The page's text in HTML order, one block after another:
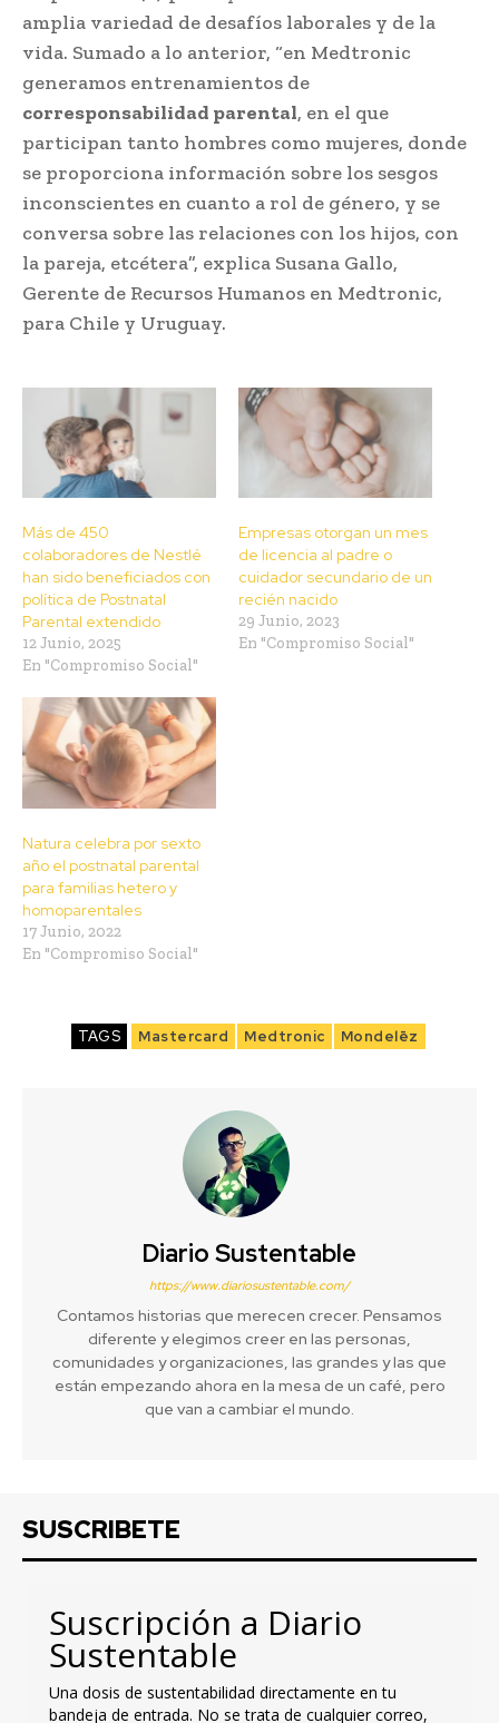
amplia variedad de desafíos laborales y de la
vida. Sumado a lo anterior, “en Medtronic
generamos entrenamientos de
corresponsabilidad parental, en el que
participan tanto hombres como mujeres, donde
se proporciona información sobre los sesgos
inconscientes en cuanto a rol de género, y se
conversa sobre las relaciones con los hijos, con
la pareja, etcétera”, explica Susana Gallo,
Gerente de Recursos Humanos en Medtronic,
para Chile y Uruguay.
Más de 450
colaboradores de Nestlé
han sido beneficiados con
política de Postnatal
Parental extendido
12 Junio, 2025
En "Compromiso Social"
Empresas otorgan un mes
de licencia al padre o
cuidador secundario de un
recién nacido
29 Junio, 2023
En "Compromiso Social"
Natura celebra por sexto
año el postnatal parental
para familias hetero y
homoparentales
17 Junio, 2022
En "Compromiso Social"
TAGS Mastercard Medtronic Mondelēz
Diario Sustentable
https://www.diariosustentable.com/
Contamos historias que merecen crecer. Pensamos
diferente y elegimos creer en las personas,
comunidades y organizaciones, las grandes y las que
están empezando ahora en la mesa de un café, pero
que van a cambiar el mundo.
SUSCRIBETE
Suscripción a Diario
Sustentable
Una dosis de sustentabilidad directamente en tu
bandeja de entrada. No se trata de cualquier correo,